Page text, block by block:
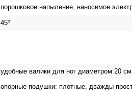
порошковое напыление, наносимое
45º
удобные валики для ног диаметром 20 см
опорные подушки: плотные, дважды